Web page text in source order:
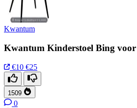
Kwantum
Kwantum Kinderstoel Bing voor
€10 €25
1509
0